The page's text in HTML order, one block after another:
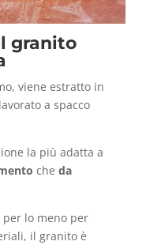
granito
viene estratto in
a spacco
la più adatta a
che da
lo meno per
il granito è